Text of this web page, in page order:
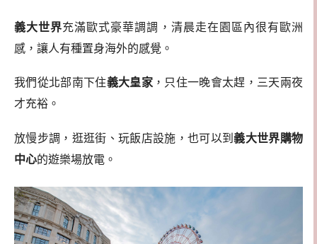
義大世界充滿歐式豪華調調，清晨走在園區內很有歐洲
感，讓人有種置身海外的感覺。
我們從北部南下住義大皇家 ，只住一晚會太趕，三天兩夜
才充裕。
放慢步調，逛逛街、玩飯店設施，也可以到義大世界購物
中心的遊樂場放電。